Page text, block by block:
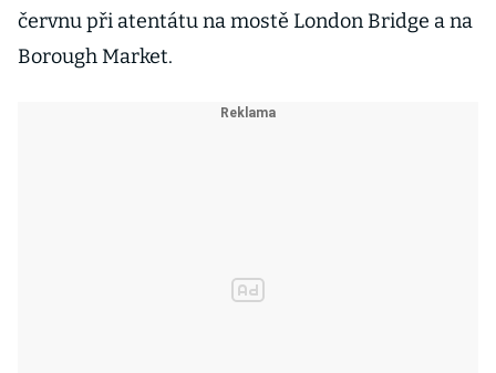
červnu při atentátu na mostě London Bridge a na
Borough Market.